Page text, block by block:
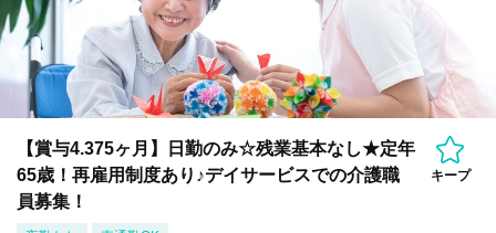
【賞与4.375ヶ月】日勤のみ☆残業基本なし★定年
65歳！再雇用制度あり♪デイサービスでの介護職
員募集！
キープ